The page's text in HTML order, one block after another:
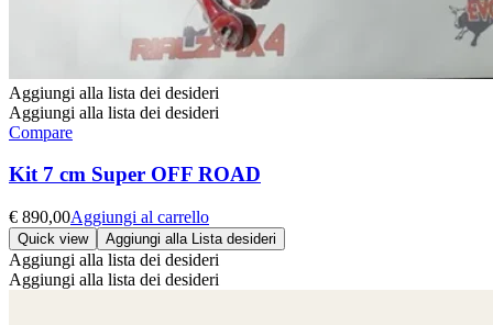
Aggiungi alla lista dei desideri
Aggiungi alla lista dei desideri
Compare
Kit 7 cm Super OFF ROAD
€ 890,00Aggiungi al carrello
Quick view Aggiungi alla Lista desideri
Aggiungi alla lista dei desideri
Aggiungi alla lista dei desideri